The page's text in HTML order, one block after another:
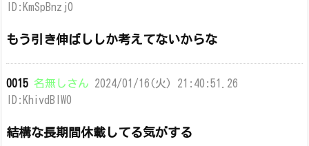
ID:KmSpBnzj0
もう引き伸ばししか考えてないからな
0015 名無しさん 2024/01/16(火) 21:40:51.26
ID:KhivdBlW0
結構な長期間休載してる気がする